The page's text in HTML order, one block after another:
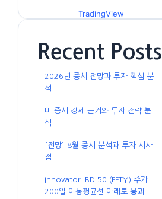
TradingView
Recent Posts
2026년 증시 전망과 투자 핵심 분
석
미 증시 강세 근거와 투자 전략 분
석
[전망] 8월 증시 분석과 투자 시사
점
Innovator IBD 50 (FFTY) 주가
200일 이동평균선 아래로 붕괴